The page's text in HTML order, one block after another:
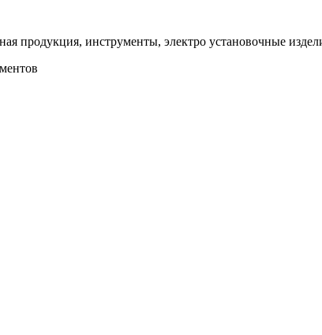
продукция, инструменты, электро установочные